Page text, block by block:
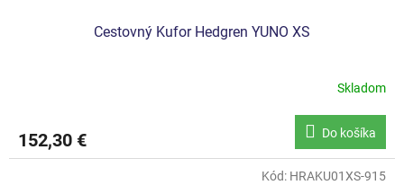
Cestovný Kufor Hedgren YUNO XS
Skladom
152,30 € Do košíka
Kód: HRAKU01XS-915